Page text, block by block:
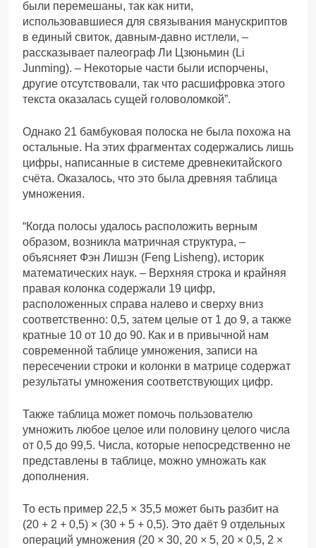
были перемешаны, так как нити,
использовавшиеся для связывания манускриптов
в единый свиток, давным-давно истлели, –
рассказывает палеограф Ли Цзюньмин (Li
Junming). – Некоторые части были испорчены,
другие отсутствовали, так что расшифровка этого
текста оказалась сущей головоломкой”.
Однако 21 бамбуковая полоска не была похожа на
остальные. На этих фрагментах содержались лишь
цифры, написанные в системе древнекитайского
счёта. Оказалось, что это была древняя таблица
умножения.
“Когда полосы удалось расположить верным
образом, возникла матричная структура, –
объясняет Фэн Лишэн (Feng Lisheng), историк
математических наук. – Верхняя строка и крайняя
правая колонка содержали 19 цифр,
расположенных справа налево и сверху вниз
соответственно: 0,5, затем целые от 1 до 9, а также
кратные 10 от 10 до 90. Как и в привычной нам
современной таблице умножения, записи на
пересечении строки и колонки в матрице содержат
результаты умножения соответствующих цифр.
Также таблица может помочь пользователю
умножить любое целое или половину целого числа
от 0,5 до 99,5. Числа, которые непосредственно не
представлены в таблице, можно умножать как
дополнения.
То есть пример 22,5 × 35,5 может быть разбит на
(20 + 2 + 0,5) × (30 + 5 + 0,5). Это даёт 9 отдельных
операций умножения (20 × 30, 20 × 5, 20 × 0,5, 2 ×